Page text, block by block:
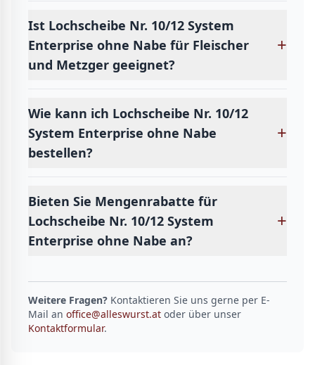
Ist Lochscheibe Nr. 10/12 System
Enterprise ohne Nabe für Fleischer
und Metzger geeignet?
+
Wie kann ich Lochscheibe Nr. 10/12
System Enterprise ohne Nabe
bestellen?
+
Bieten Sie Mengenrabatte für
Lochscheibe Nr. 10/12 System
Enterprise ohne Nabe an?
+
Weitere Fragen? Kontaktieren Sie uns gerne per E-
Mail an office@alleswurst.at oder über unser
Kontaktformular.